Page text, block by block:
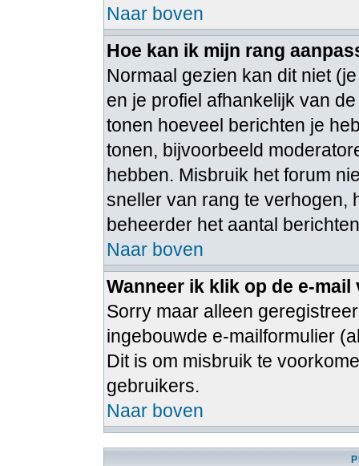
Naar boven
Hoe kan ik mijn rang
Normaal gezien kan dit niet
en je profiel afhankelijk van
tonen hoeveel berichten je
tonen, bijvoorbeeld
hebben. Misbruik het forum
sneller van rang te verhogen,
beheerder het aantal
Naar boven
Wanneer ik klik op de e-
Sorry maar alleen
ingebouwde e-mailformulier
Dit is om misbruik te
gebruikers.
Naar boven